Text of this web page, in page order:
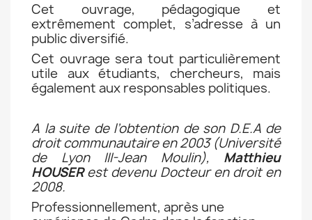
Cet ouvrage, pédagogique et
extrêmement complet, s’adresse à un
public diversifié.
Cet ouvrage sera tout particulièrement
utile aux étudiants, chercheurs, mais
également aux responsables politiques.
A la suite de l’obtention de son D.E.A de
droit communautaire en 2003 (Université
de Lyon III-Jean Moulin), Matthieu
HOUSERest devenu Docteur en droit en
2008.
Professionnellement, après une